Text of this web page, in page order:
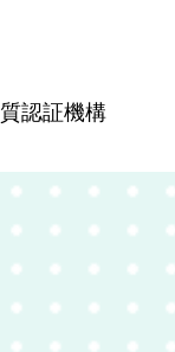
認証機構